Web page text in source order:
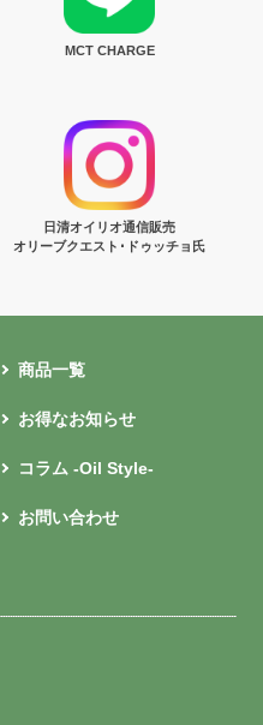
MCT CHARGE
日清オイリオ通信販売
オリーブクエスト･ドゥッチョ氏
商品一覧
お得なお知らせ
コラム -Oil Style-
お問い合わせ